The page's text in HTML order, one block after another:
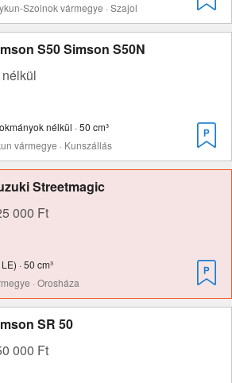
Szolnok vármegye · Szajol
S50 Simson S50N
nélkül · 50 cm³
vármegye · Kunszállás
Streetmagic
000 Ft
· 50 cm³
· Orosháza
SR 50
000 Ft